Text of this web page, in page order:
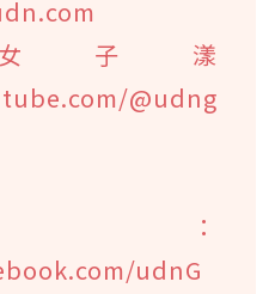
子漾
@udng
：
udnG